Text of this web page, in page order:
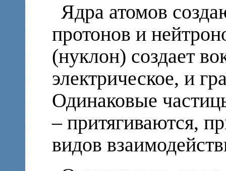
Ядра атомов
протонов и
(нуклон) создает
электрическое, и
Одинаковые
– притягиваются,
видов